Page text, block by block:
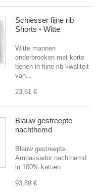
Schiesser fijne rib
Shorts - Witte
Witte mannen
onderbroeken met korte
benen in fijne rib kwaliteit
van...
23,61 €
Blauw gestreepte
nachthemd
Blauw gestreepte
Ambassador nachthemd
in 100% katoen
93,89 €